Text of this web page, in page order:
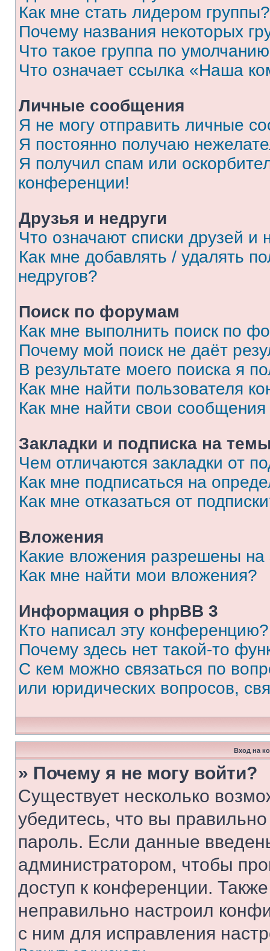
Как мне стать лидером группы?
Почему названия некоторых
Что такое группа по
Что означает ссылка «Наша
Личные сообщения
Я не могу отправить личные
Я постоянно получаю
Я получил спам или
конференции!
Друзья и недруги
Что означают списки друзей и
Как мне добавлять / удалять
недругов?
Поиск по форумам
Как мне выполнить поиск по
Почему мой поиск не даёт
В результате моего поиска я
Как мне найти пользователя
Как мне найти свои
Закладки и подписка на
Чем отличаются закладки от
Как мне подписаться на
Как мне отказаться от
Вложения
Какие вложения разрешены
Как мне найти мои вложения?
Информация о phpBB 3
Кто написал эту конференцию?
Почему здесь нет такой-то
С кем можно связаться по
или юридических вопросов,
Вход на
» Почему я не могу войти?
Существует несколько
убедитесь, что вы
пароль. Если данные
администратором, чтобы
доступ к конференции.
неправильно настроил
с ним для исправления